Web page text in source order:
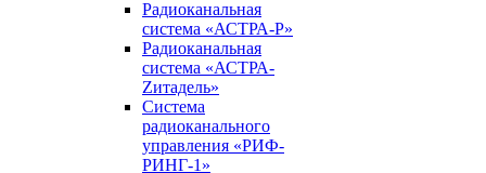
Радиоканальная
система «АСТРА-Р»
Радиоканальная
система «АСТРА-
Zитадель»
Система
радиоканального
управления «РИФ-
РИНГ-1»